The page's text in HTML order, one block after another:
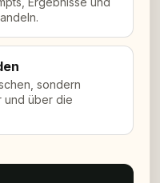
sondern
und über die